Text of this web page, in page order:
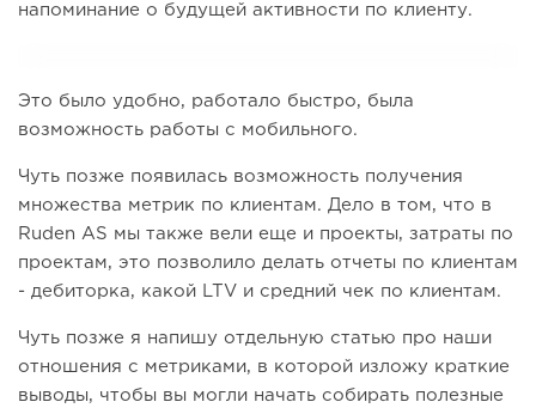
напоминание о будущей активности по клиенту.
Это было удобно, работало быстро, была
возможность работы с мобильного.
Чуть позже появилась возможность получения
множества метрик по клиентам. Дело в том, что в
Ruden AS мы также вели еще и проекты, затраты по
проектам, это позволило делать отчеты по клиентам
- дебиторка, какой LTV и средний чек по клиентам.
Чуть позже я напишу отдельную статью про наши
отношения с метриками, в которой изложу краткие
выводы, чтобы вы могли начать собирать полезные